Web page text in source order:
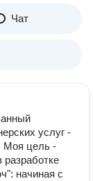
Чат
услуг -
Моя цель -
начиная с